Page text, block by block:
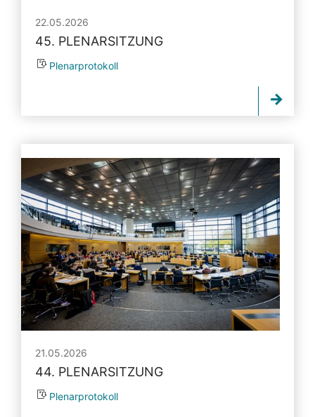
22.05.2026
45. PLENARSITZUNG
Plenarprotokoll
21.05.2026
44. PLENARSITZUNG
Plenarprotokoll